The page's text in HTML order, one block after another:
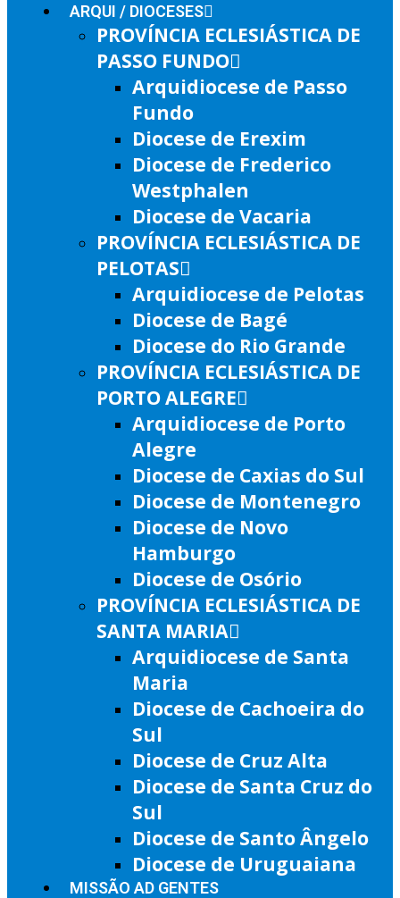
ARQUI / DIOCESES
PROVÍNCIA ECLESIÁSTICA DE
PASSO FUNDO
Arquidiocese de Passo
Fundo
Diocese de Erexim
Diocese de Frederico
Westphalen
Diocese de Vacaria
PROVÍNCIA ECLESIÁSTICA DE
PELOTAS
Arquidiocese de Pelotas
Diocese de Bagé
Diocese do Rio Grande
PROVÍNCIA ECLESIÁSTICA DE
PORTO ALEGRE
Arquidiocese de Porto
Alegre
Diocese de Caxias do Sul
Diocese de Montenegro
Diocese de Novo
Hamburgo
Diocese de Osório
PROVÍNCIA ECLESIÁSTICA DE
SANTA MARIA
Arquidiocese de Santa
Maria
Diocese de Cachoeira do
Sul
Diocese de Cruz Alta
Diocese de Santa Cruz do
Sul
Diocese de Santo Ângelo
Diocese de Uruguaiana
MISSÃO AD GENTES